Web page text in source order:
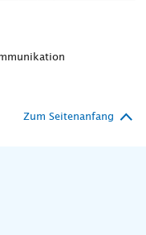
Zum Seitenanfang